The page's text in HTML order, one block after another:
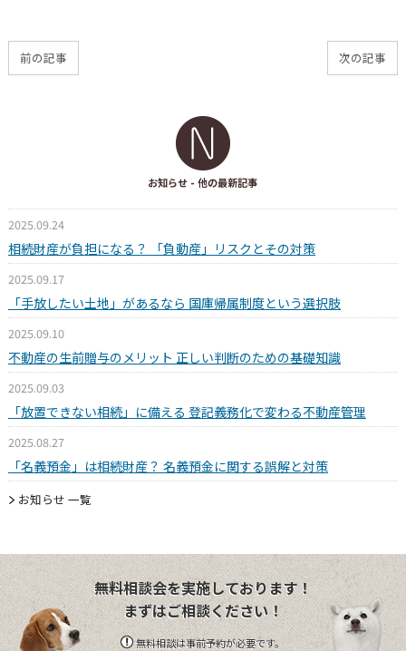
前の記事 次の記事
お知らせ - 他の最新記事
2025.09.24
相続財産が負担になる？ 「負動産」リスクとその対策
2025.09.17
「手放したい土地」があるなら 国庫帰属制度という選択肢
2025.09.10
不動産の生前贈与のメリット 正しい判断のための基礎知識
2025.09.03
「放置できない相続」に備える 登記義務化で変わる不動産管理
2025.08.27
「名義預金」は相続財産？ 名義預金に関する誤解と対策
お知らせ 一覧
無料相談会を実施しております！
まずはご相談ください！
無料相談は事前予約が必要です。